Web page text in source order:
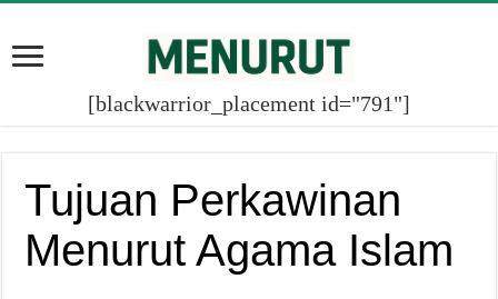
[blackwarrior_placement id="791"]
Tujuan Perkawinan
Menurut Agama Islam